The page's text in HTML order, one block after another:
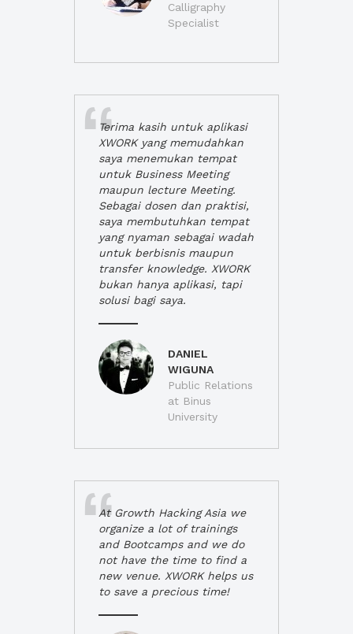
Calligraphy
Specialist
Terima kasih untuk aplikasi
XWORK yang memudahkan
saya menemukan tempat
untuk Business Meeting
maupun lecture Meeting.
Sebagai dosen dan praktisi,
saya membutuhkan tempat
yang nyaman sebagai wadah
untuk berbisnis maupun
transfer knowledge. XWORK
bukan hanya aplikasi, tapi
solusi bagi saya.
DANIEL
WIGUNA
Public Relations
at Binus
University
At Growth Hacking Asia we
organize a lot of trainings
and Bootcamps and we do
not have the time to find a
new venue. XWORK helps us
to save a precious time!